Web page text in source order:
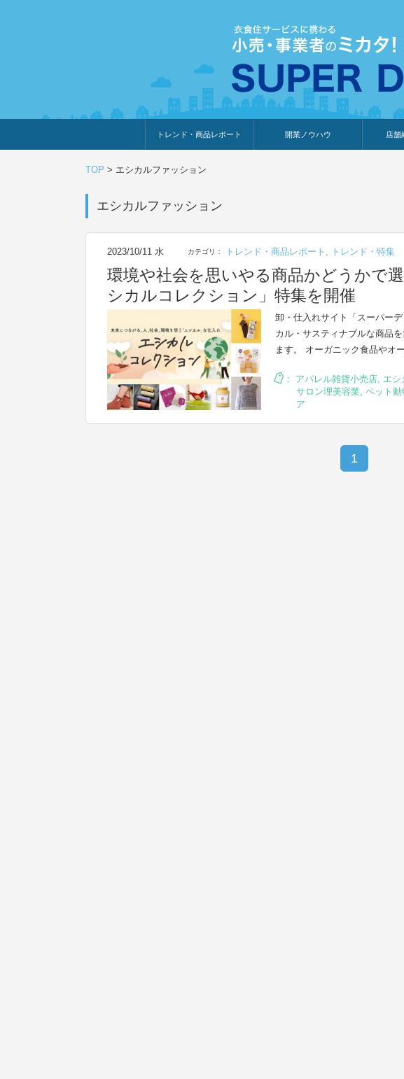
トレンド・商品レポート 開業ノウハウ 店舗
TOP > エシカルファッション
エシカルファッション
2023/10/11 水 カテゴリ： トレンド・商品レポート , トレンド・特集
環境や社会を思いやる商品かどうかで
シカルコレクション」特集を開催
卸・仕入れサイト「スーパー
カル・サスティナブルな商品
ます。 オーガニック食品やオ
： アパレル雑貨小売店, エシ
サロン理美容業, ペット
ア
1